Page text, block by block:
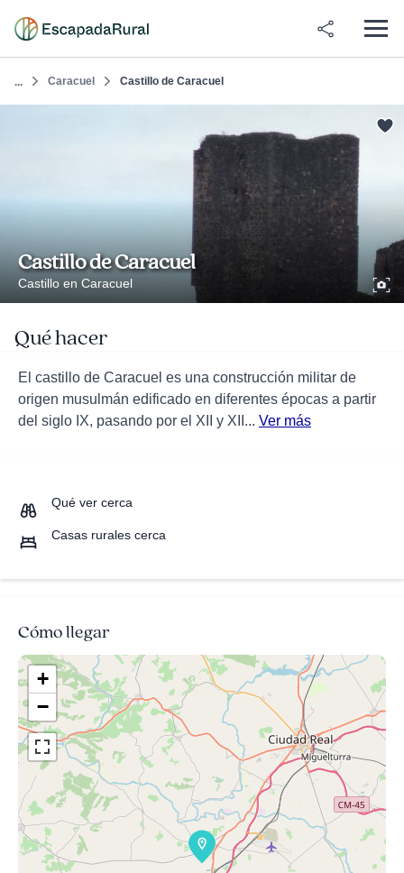
... Caracuel Castillo de Caracuel
Castillo de Caracuel
Castillo en Caracuel
Qué hacer
El castillo de Caracuel es una construcción militar de
origen musulmán edificado en diferentes épocas a partir
del siglo IX, pasando por el XII y XII... Ver más
Qué ver cerca
Casas rurales cerca
Cómo llegar
+
−